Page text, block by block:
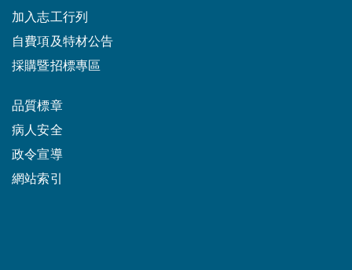
加入志工行列
自費項及特材公告
採購暨招標專區
品質標章
病人安全
政令宣導
網站索引